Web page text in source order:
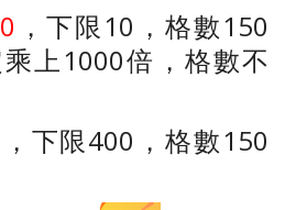
，下限10 ，格數150
上1000倍，格數不
，下限400 ，格數150